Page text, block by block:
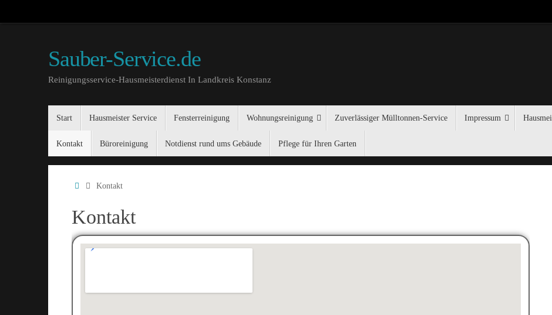
Sauber-Service.de
Reinigungsservice-Hausmeisterdienst In Landkreis Konstanz
Start Hausmeister Service Fensterreinigung Wohnungsreinigung Zuverlässiger Mülltonnen-Service Impressum
Kontakt Büroreinigung Notdienst rund ums Gebäude Pflege für Ihren Garten
Kontakt
Kontakt